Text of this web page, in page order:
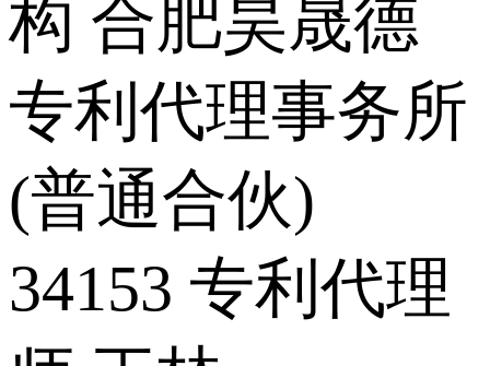
构 合肥昊晟德
专利代理事务所
(普通合伙)
34153 专利代理